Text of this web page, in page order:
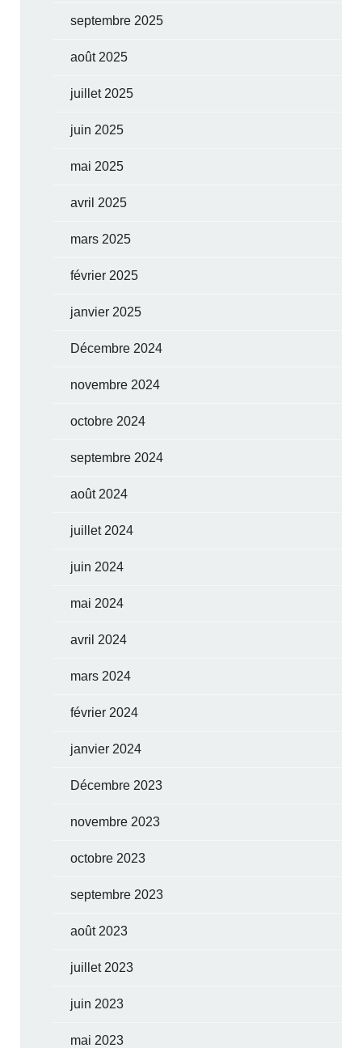
septembre 2025
août 2025
juillet 2025
juin 2025
mai 2025
avril 2025
mars 2025
février 2025
janvier 2025
Décembre 2024
novembre 2024
octobre 2024
septembre 2024
août 2024
juillet 2024
juin 2024
mai 2024
avril 2024
mars 2024
février 2024
janvier 2024
Décembre 2023
novembre 2023
octobre 2023
septembre 2023
août 2023
juillet 2023
juin 2023
mai 2023